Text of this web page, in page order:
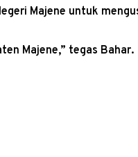
Majene untuk
Majene,” tegas Bahar.